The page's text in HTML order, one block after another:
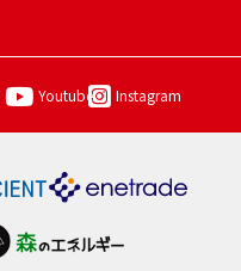
Youtube Instagram